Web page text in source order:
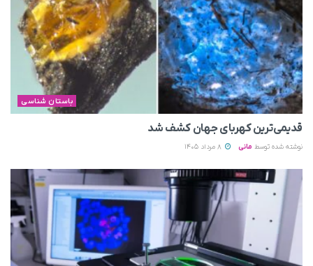
باستان شناسی
قدیمی‌ترین کهربای جهان کشف شد
نوشته شده توسط مانی